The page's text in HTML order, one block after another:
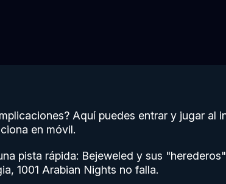
Aquí puedes entrar y jugar
en móvil.
pista rápida: Bejeweled y sus
1001 Arabian Nights no falla.